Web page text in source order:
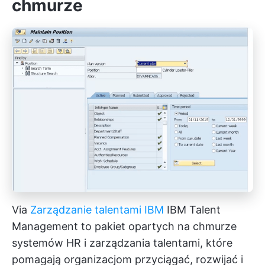
chmurze
Via Zarządzanie talentami IBM IBM Talent
Management to pakiet opartych na chmurze
systemów HR i zarządzania talentami, które
pomagają organizacjom przyciągać, rozwijać i